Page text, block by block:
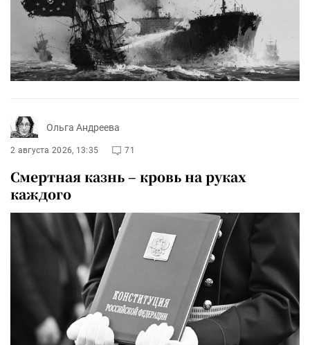
Ольга Андреева
2 августа 2026, 13:35 71
Смертная казнь – кровь на руках
каждого